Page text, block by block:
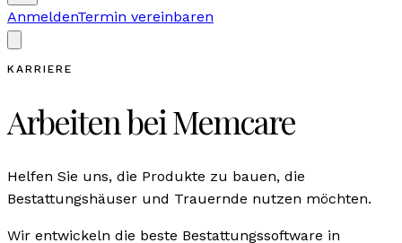
AnmeldenTermin vereinbaren
KARRIERE
Arbeiten bei Memcare
Helfen Sie uns, die Produkte zu bauen, die
Bestattungshäuser und Trauernde nutzen möchten.
Wir entwickeln die beste Bestattungssoftware in